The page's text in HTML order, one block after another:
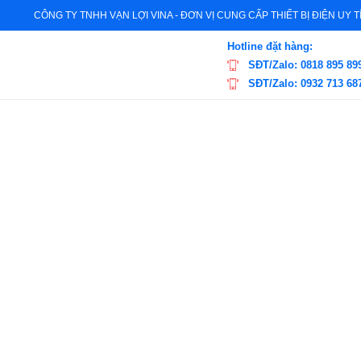
CÔNG TY TNHH VẠN LỢI VINA - ĐƠN VỊ CUNG CẤP THIẾT BỊ ĐIỆN UY
Hotline đặt hàng:
SĐT/Zalo: 0818 895
SĐT/Zalo: 0932 713